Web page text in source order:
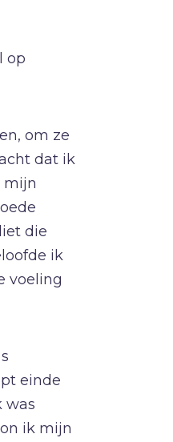
Waarheid
Ziel
Zintuigen
Zoektocht
Zonde
op
om ze
dat ik
mijn
die
ik
voeling
einde
was
ik mijn